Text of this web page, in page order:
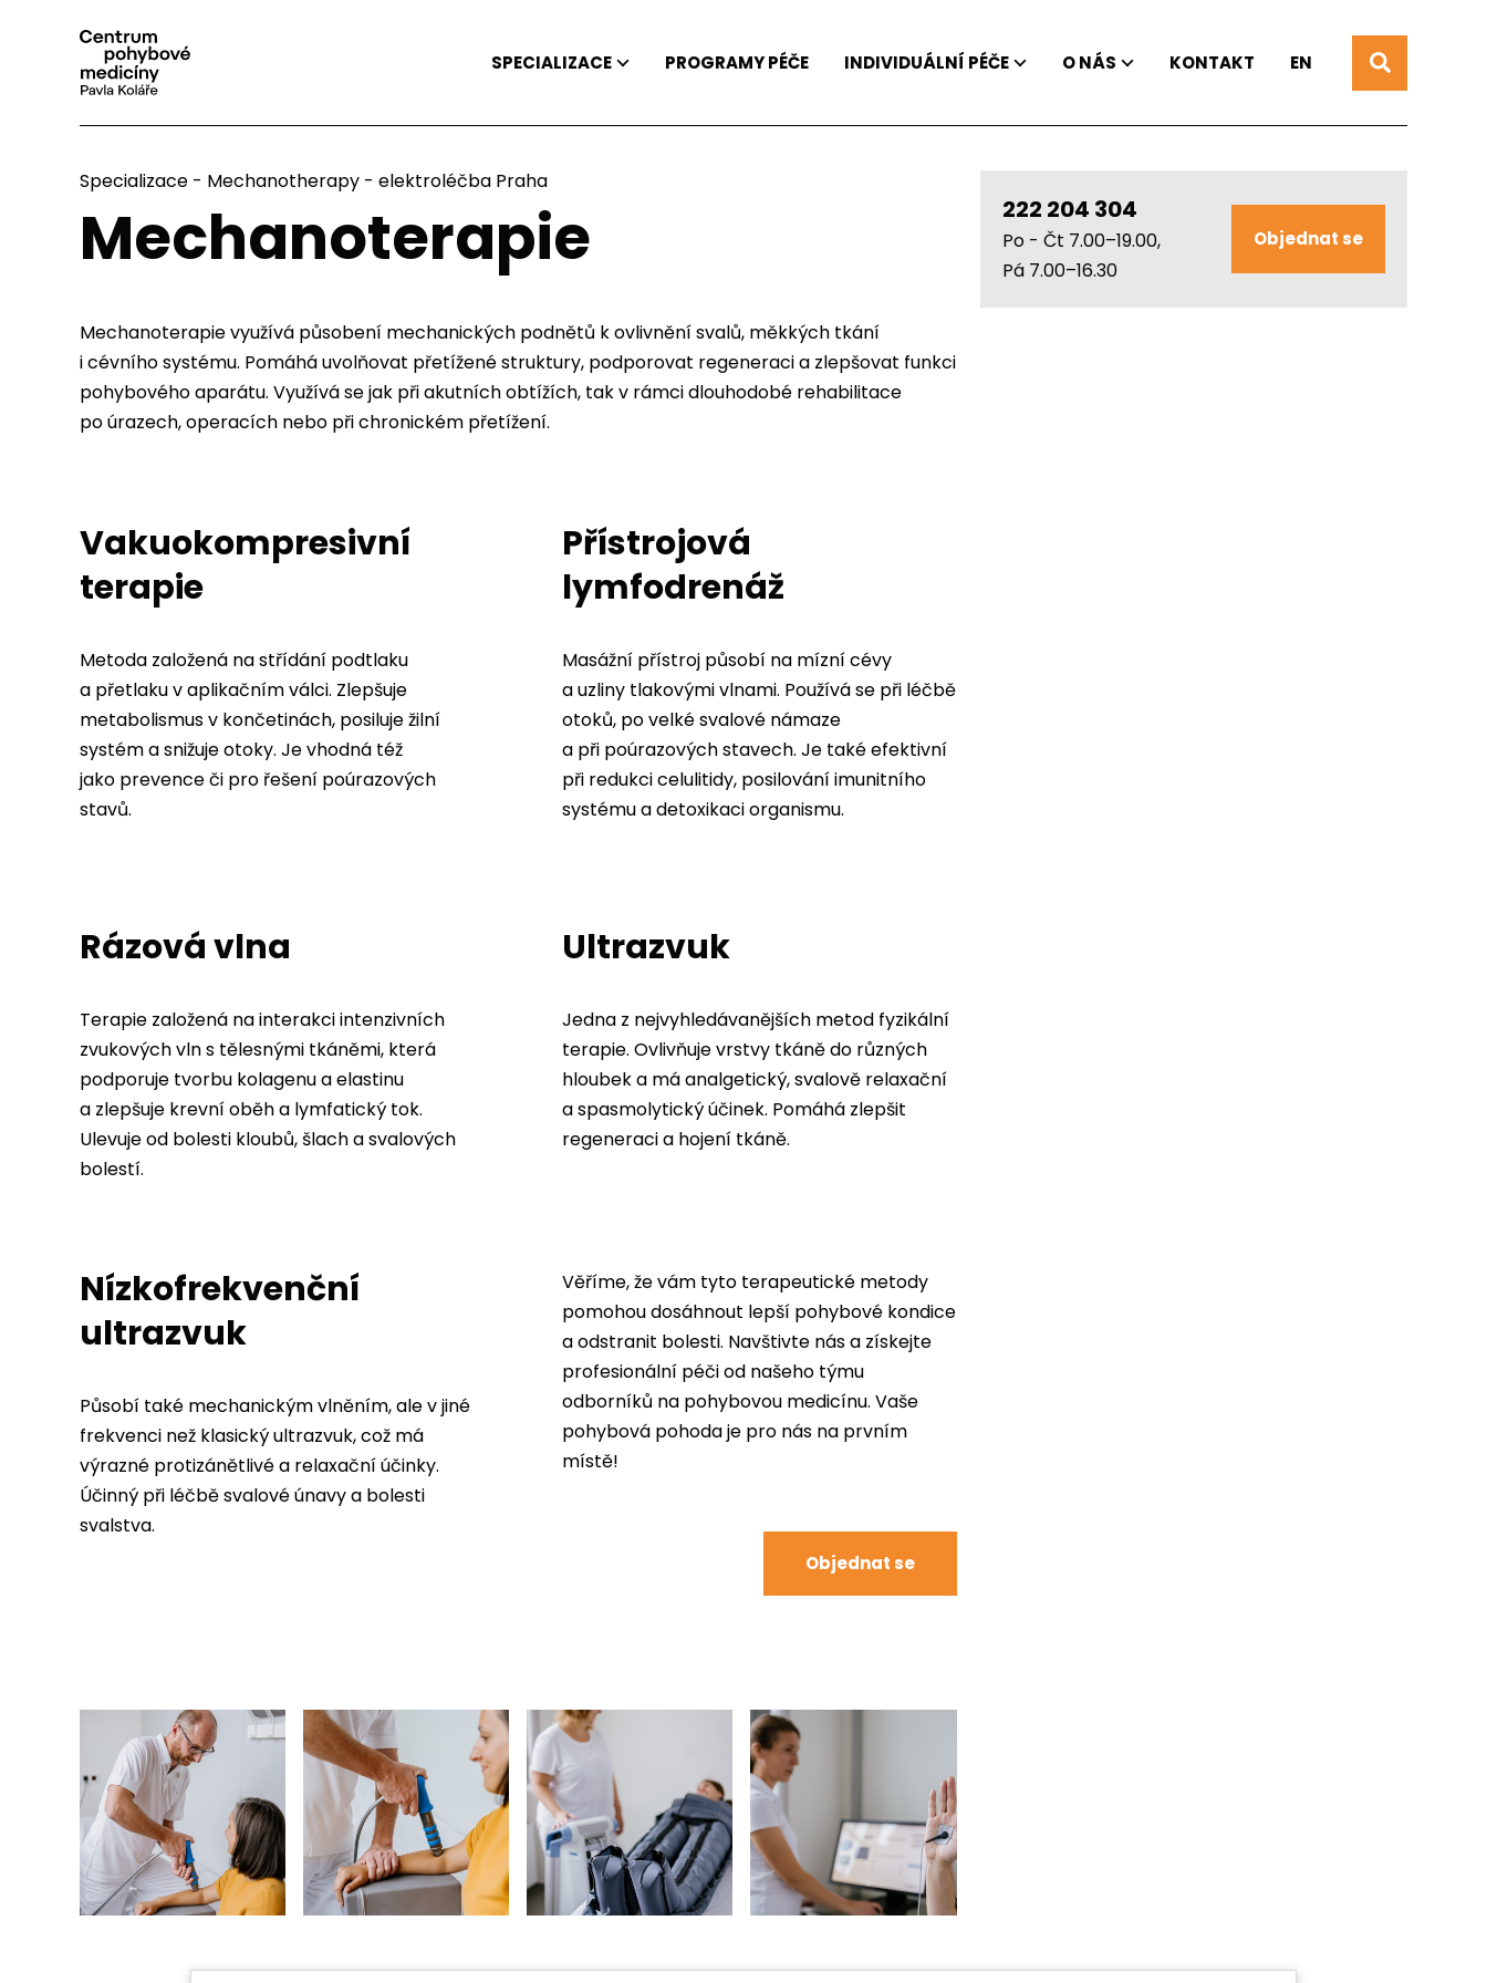
SPECIALIZACE PROGRAMY PÉČE INDIVIDUÁLNÍ PÉČE O NÁS KONTAKT EN
Specializace - Mechanotherapy - elektroléčba Praha
Mechanoterapie
Mechanoterapie využívá působení mechanických podnětů k ovlivnění svalů, měkkých tkání
i cévního systému. Pomáhá uvolňovat přetížené struktury, podporovat regeneraci a zlepšovat funkci
pohybového aparátu. Využívá se jak při akutních obtížích, tak v rámci dlouhodobé rehabilitace
po úrazech, operacích nebo při chronickém přetížení.
Vakuokompresivní
terapie
Metoda založená na střídání podtlaku
a přetlaku v aplikačním válci. Zlepšuje
metabolismus v končetinách, posiluje žilní
systém a snižuje otoky. Je vhodná též
jako prevence či pro řešení poúrazových
stavů.
Přístrojová
lymfodrenáž
Masážní přístroj působí na mízní cévy
a uzliny tlakovými vlnami. Používá se při léčbě
otoků, po velké svalové námaze
a při poúrazových stavech. Je také efektivní
při redukci celulitidy, posilování imunitního
systému a detoxikaci organismu.
Rázová vlna
Terapie založená na interakci intenzivních
zvukových vln s tělesnými tkáněmi, která
podporuje tvorbu kolagenu a elastinu
a zlepšuje krevní oběh a lymfatický tok.
Ulevuje od bolesti kloubů, šlach a svalových
bolestí.
Ultrazvuk
Jedna z nejvyhledávanějších metod fyzikální
terapie. Ovlivňuje vrstvy tkáně do různých
hloubek a má analgetický, svalově relaxační
a spasmolytický účinek. Pomáhá zlepšit
regeneraci a hojení tkáně.
Nízkofrekvenční
ultrazvuk
Působí také mechanickým vlněním, ale v jiné
frekvenci než klasický ultrazvuk, což má
výrazné protizánětlivé a relaxační účinky.
Účinný při léčbě svalové únavy a bolesti
svalstva.
Věříme, že vám tyto terapeutické metody
pomohou dosáhnout lepší pohybové kondice
a odstranit bolesti. Navštivte nás a získejte
profesionální péči od našeho týmu
odborníků na pohybovou medicínu. Vaše
pohybová pohoda je pro nás na prvním
místě!
Objednat se
222 204 304
Po - Čt 7.00–19.00,
Pá 7.00–16.30
Objednat se